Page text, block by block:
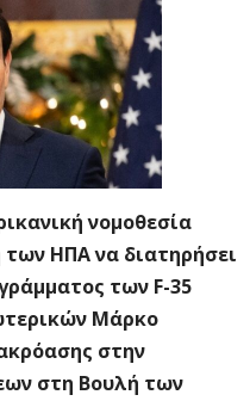
νομοθεσία
ΗΠΑ να διατηρήσει
των F-35
Μάρκο
στην
στη Βουλή των